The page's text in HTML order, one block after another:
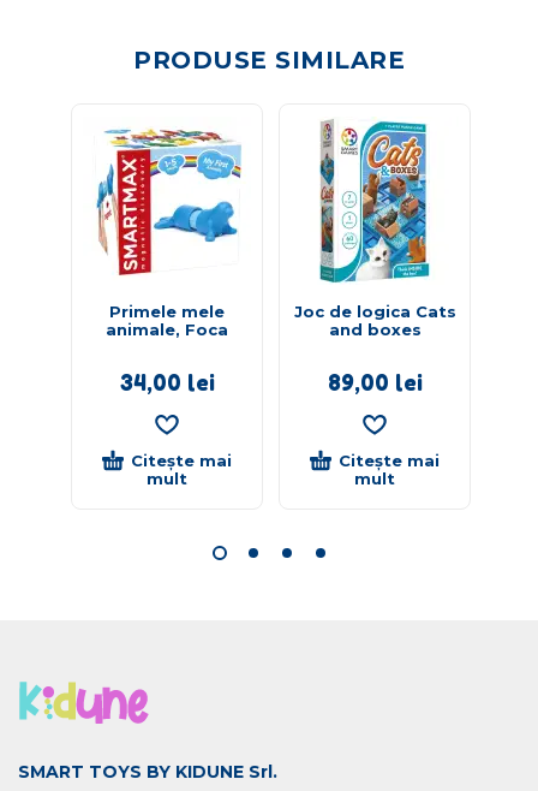
PRODUSE SIMILARE
Primele mele
animale, Foca
34,00 lei
Citește mai
mult
Joc de logica Cats
and boxes
89,00 lei
Citește mai
mult
SMART TOYS BY KIDUNE Srl.